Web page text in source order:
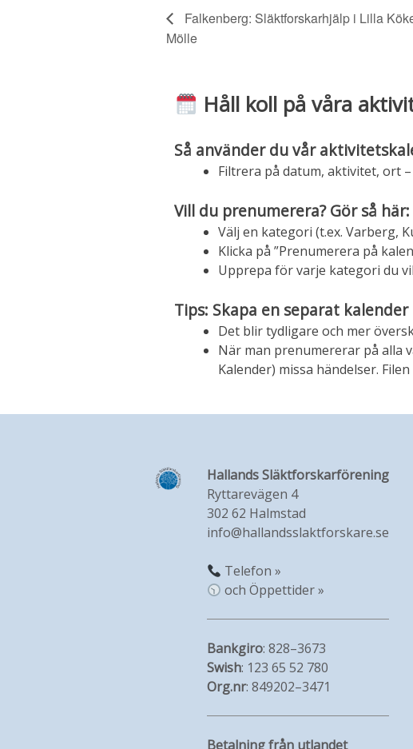
Falkenberg: Släktforskarhjälp i Lilla
Mölle
Håll koll på våra
Så använder du vår
Filtrera på datum, aktivitet, ort
Vill du prenumerera? Gör så här:
Välj en kategori (t.ex. Varberg,
Klicka på ”Prenumerera på
Upprepa för varje kategori du
Tips: Skapa en separat
Det blir tydligare och mer
När man prenumererar på alla
Kalender) missa händelser.
Hallands Släktforskarförening
Ryttarevägen 4
302 62 Halmstad
info@hallandsslaktforskare.se
Telefon »
och Öppettider »
Bankgiro: 828–3673
Swish: 123 65 52 780
Org.nr: 849202–3471
Betalning från utlandet